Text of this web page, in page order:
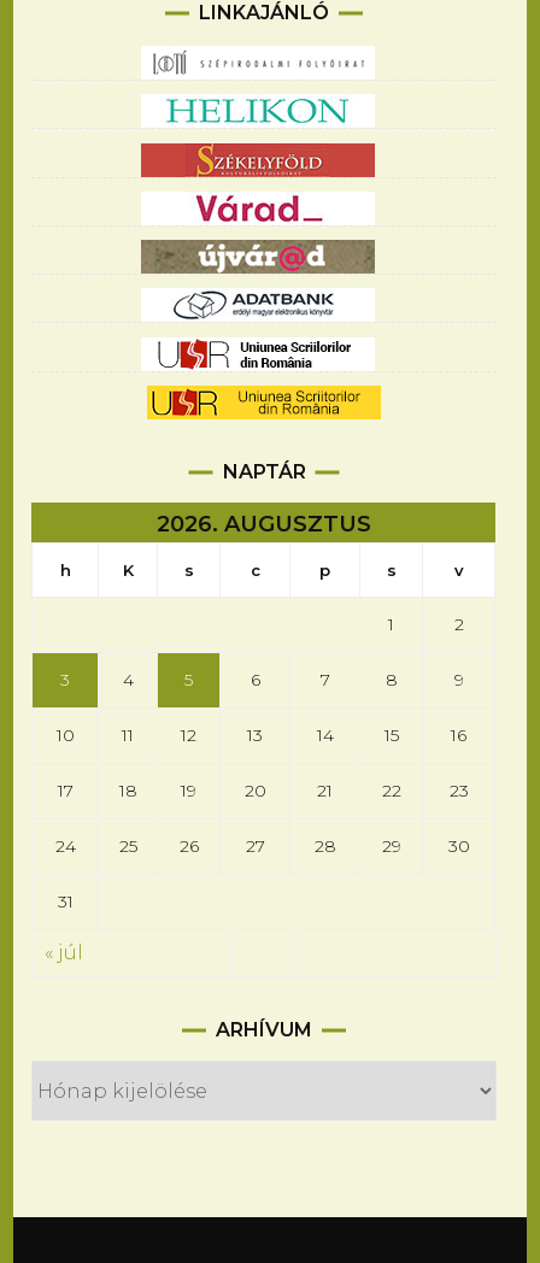
LINKAJÁNLÓ
NAPTÁR
2026. AUGUSZTUS
h K s c p s v
1 2
3 4 5 6 7 8 9
10 11 12 13 14 15 16
17 18 19 20 21 22 23
24 25 26 27 28 29 30
31
« júl
ARHÍVUM
Arhívum